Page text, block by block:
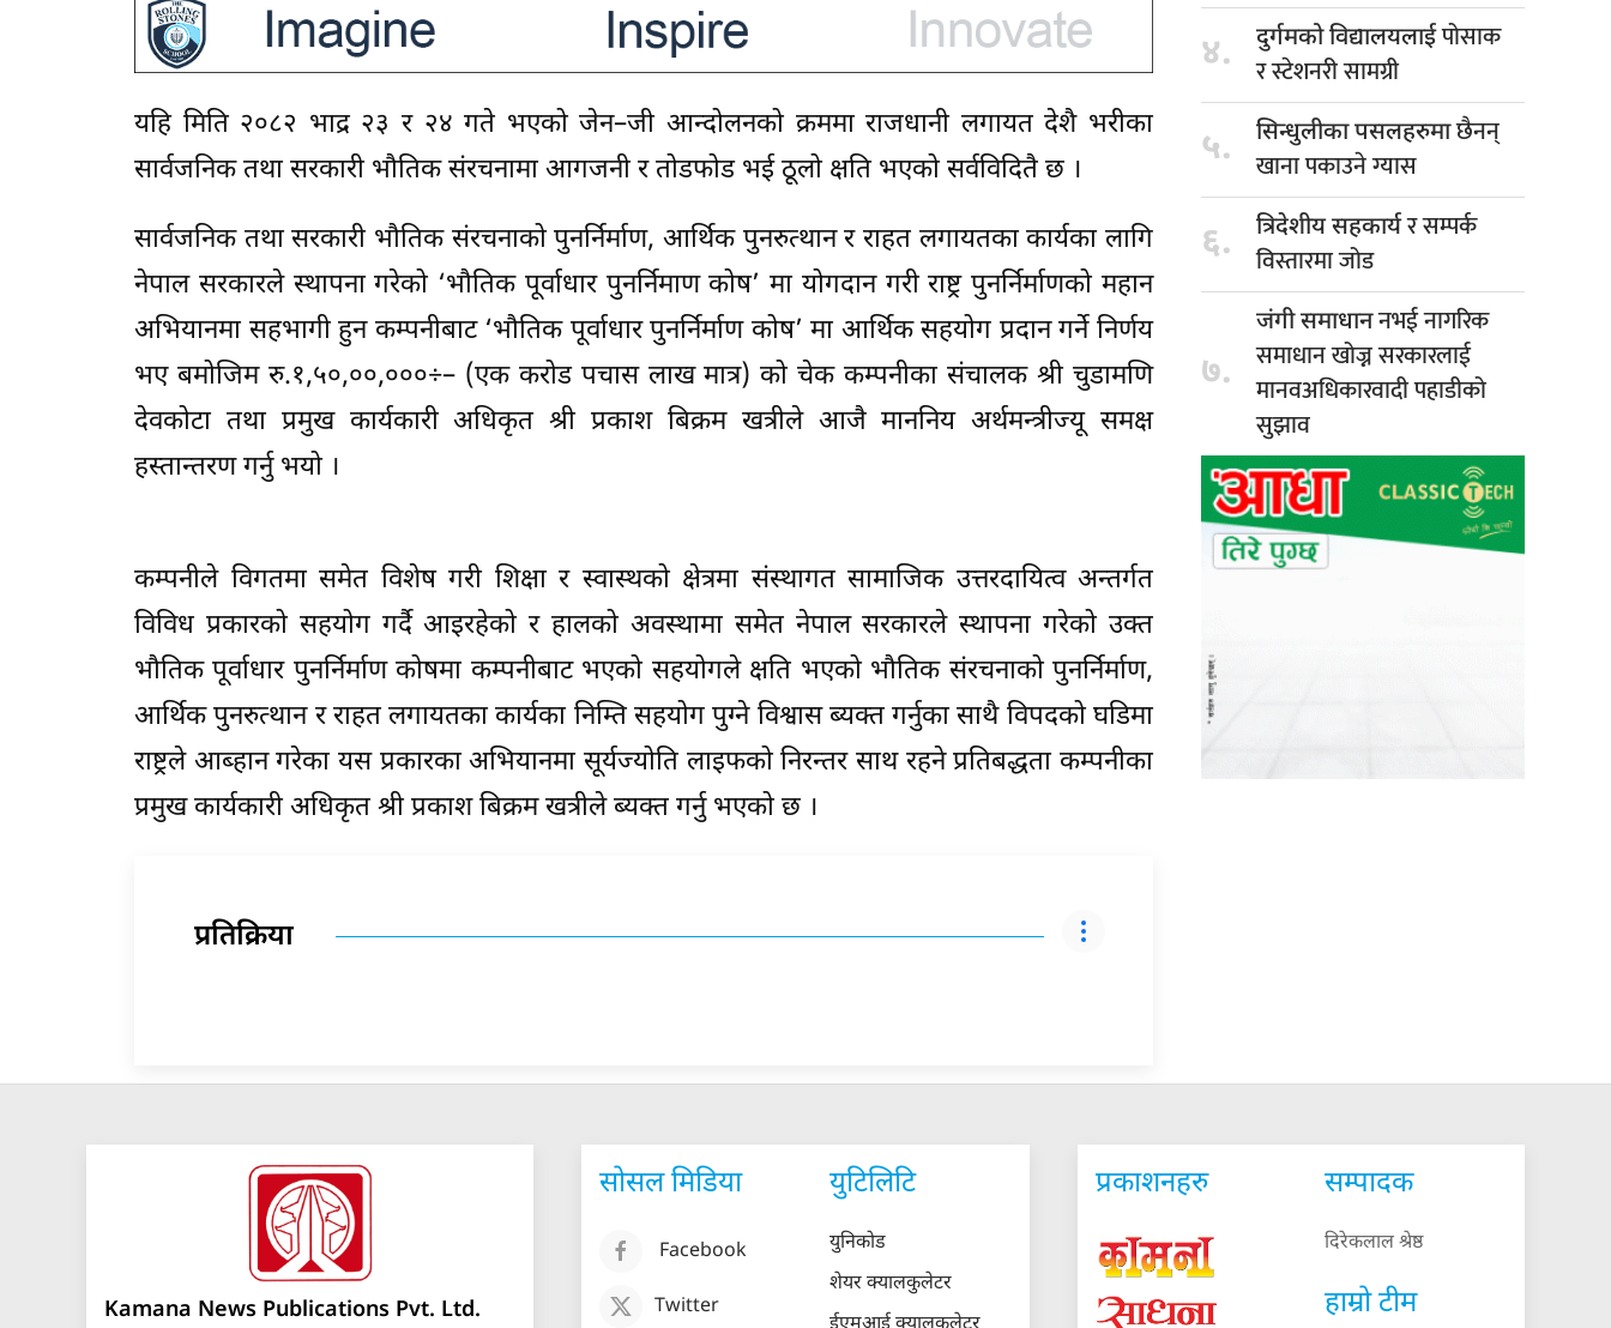
यहि मिति २०८२ भाद्र २३ र २४ गते भएको जेन–जी आन्दोलनको क्रममा राजधानी लगायत देशै भरीका
सार्वजनिक तथा सरकारी भौतिक संरचनामा आगजनी र तोडफोड भई ठूलो क्षति भएको सर्वविदितै छ ।
सार्वजनिक तथा सरकारी भौतिक संरचनाको पुनर्निर्माण, आर्थिक पुनरुत्थान र राहत लगायतका कार्यका लागि
नेपाल सरकारले स्थापना गरेको ‘भौतिक पूर्वाधार पुनर्निमाण कोष’ मा योगदान गरी राष्ट्र पुनर्निर्माणको महान
अभियानमा सहभागी हुन कम्पनीबाट ‘भौतिक पूर्वाधार पुनर्निर्माण कोष’ मा आर्थिक सहयोग प्रदान गर्ने निर्णय
भए बमोजिम रु.१,५०,००,०००÷– (एक करोड पचास लाख मात्र) को चेक कम्पनीका संचालक श्री चुडामणि
देवकोटा तथा प्रमुख कार्यकारी अधिकृत श्री प्रकाश बिक्रम खत्रीले आजै माननिय अर्थमन्त्रीज्यू समक्ष
हस्तान्तरण गर्नु भयो ।
कम्पनीले विगतमा समेत विशेष गरी शिक्षा र स्वास्थको क्षेत्रमा संस्थागत सामाजिक उत्तरदायित्व अन्तर्गत
विविध प्रकारको सहयोग गर्दै आइरहेको र हालको अवस्थामा समेत नेपाल सरकारले स्थापना गरेको उक्त
भौतिक पूर्वाधार पुनर्निर्माण कोषमा कम्पनीबाट भएको सहयोगले क्षति भएको भौतिक संरचनाको पुनर्निर्माण,
आर्थिक पुनरुत्थान र राहत लगायतका कार्यका निम्ति सहयोग पुग्ने विश्वास ब्यक्त गर्नुका साथै विपदको घडिमा
राष्ट्रले आब्हान गरेका यस प्रकारका अभियानमा सूर्यज्योति लाइफको निरन्तर साथ रहने प्रतिबद्धता कम्पनीका
प्रमुख कार्यकारी अधिकृत श्री प्रकाश बिक्रम खत्रीले ब्यक्त गर्नु भएको छ ।
प्रतिक्रिया
४. दुर्गमको विद्यालयलाईपोसाक
र स्टेशनरी सामग्री
५. सिन्धुलीका पसलहरुमाछैनन्
खाना पकाउने ग्यास
६. त्रिदेशीय सहकार्यर सम्पर्क
विस्तारमा जोड
७.
जंगी समाधाननभई नागरिक
समाधान खोज्न सरकारलाई
मानवअधिकारवादी पहाडीको
सुझाव
Kamana News Publications Pvt. Ltd.
सोसल मिडिया
Facebook
Twitter
युटिलिटि
युनिकोड
शेयर क्यालकुलेटर
प्रकाशनहरु सम्पादक
दिरेकलाल श्रेष्ठ
हाम्रो टीम